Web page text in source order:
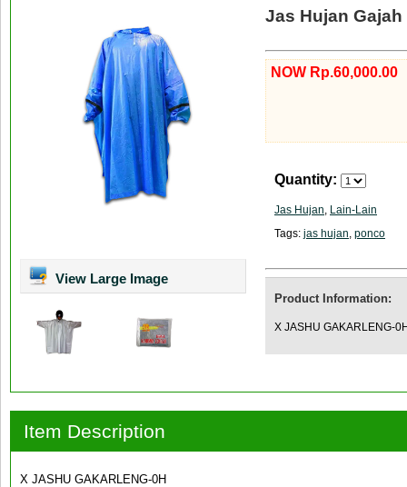
View Large Image
Jas Hujan
NOW Rp.60,000.00
Quantity:
Jas Hujan, Lain-Lain
Tags: jas hujan, ponco
Product Information:
X JASHU GAKARLENG-
Item Description
X JASHU GAKARLENG-0H